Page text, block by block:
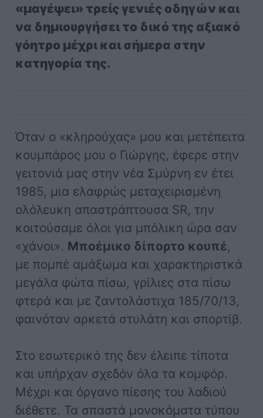
«μαγέψει» τρείς γενιές οδηγών και
να δημιουργήσει το δικό της αξιακό
γόητρο μέχρι και σήμερα στην
κατηγορία της.
Όταν ο «κληρούχας» μου και μετέπειτα
κουμπάρος μου ο Γιώργης, έφερε στην
γειτονιά μας στην νέα Σμύρνη εν έτει
1985, μια ελαφρώς μεταχειρισμένη
ολόλευκη απαστράπτουσα SR, την
κοιτούσαμε όλοι για μπόλικη ώρα σαν
«χάνοι». Μποέμικο δίπορτο κουπέ,
με πομπέ αμάξωμα και χαρακτηριστκά
μεγάλα φώτα πίσω, γρίλιες στα πίσω
φτερά και με ζαντολάστιχα 185/70/13,
φαινόταν αρκετά στυλάτη και σπορτίβ.
Στο εσωτερικό της δεν έλειπε τίποτα
και υπήρχαν σχεδόν όλα τα κομφόρ.
Μέχρι και όργανο πίεσης του λαδιού
διέθετε. Τα σπαστά μονοκόματα τύπου